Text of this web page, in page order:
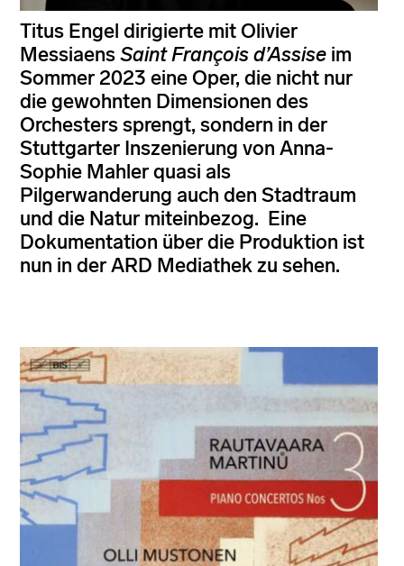
Titus Engel dirigierte mit Olivier
MessiaensSaint François d’Assise im
Sommer 2023 eine Oper, die nicht nur
die gewohnten Dimensionen des
Orchesters sprengt, sondern in der
Stuttgarter Inszenierung von Anna-
Sophie Mahler quasi als
Pilgerwanderung auch den Stadtraum
und die Natur miteinbezog. Eine
Dokumentation über die Produktion ist
nun in der ARD Mediathek zu sehen.